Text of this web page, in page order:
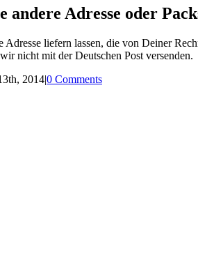
Adresse oder
liefern lassen, die von Deiner
nicht mit der Deutschen Post versenden.
2014|0 Comments